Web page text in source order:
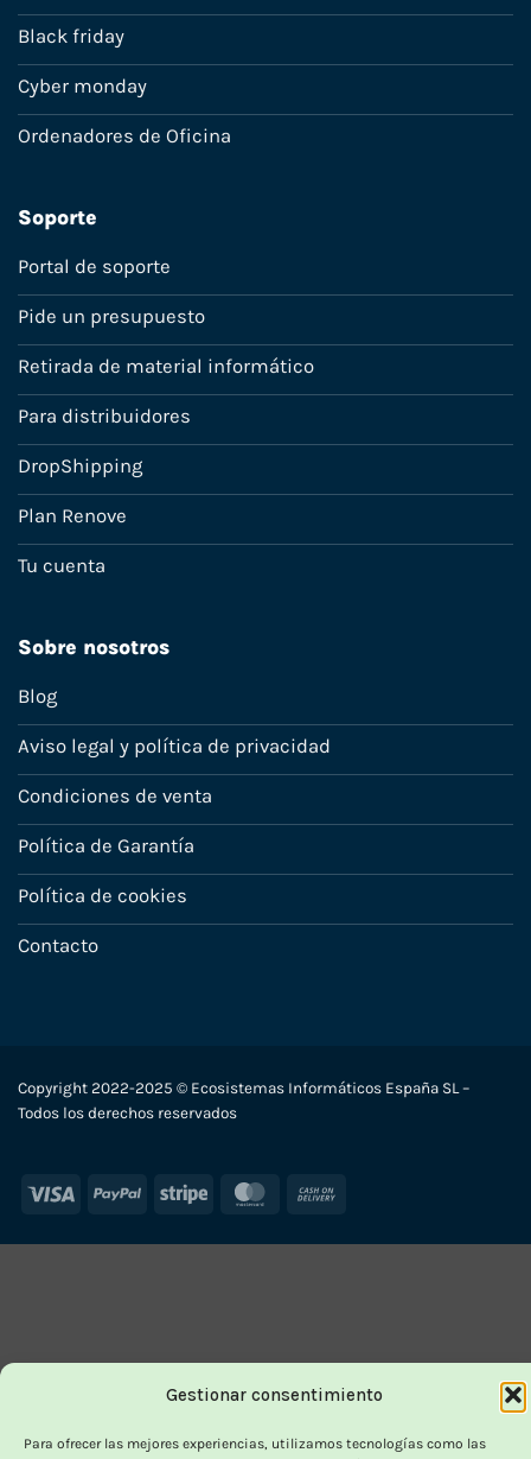
Gestionar consentimiento
Para ofrecer las mejores experiencias, utilizamos tecnologías como las
Black friday
Cyber monday
Ordenadores de Oficina
Soporte
Portal de soporte
Pide un presupuesto
Retirada de material informático
Para distribuidores
DropShipping
Plan Renove
Tu cuenta
Sobre nosotros
Blog
Aviso legal y política de privacidad
Condiciones de venta
Política de Garantía
Política de cookies
Contacto
Copyright 2022-2025 © Ecosistemas Informáticos España SL –
Todos los derechos reservados
Visa PayPal Stripe MasterCard